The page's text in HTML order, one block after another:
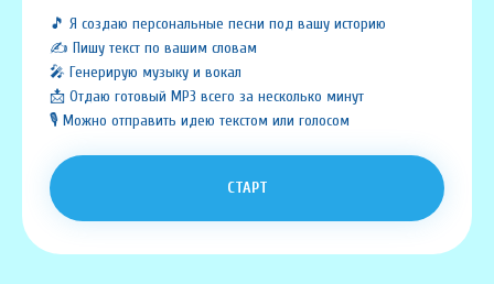
🎵 Я создаю персональные песни под вашу историю
✍️ Пишу текст по вашим словам
🎤 Генерирую музыку и вокал
📩 Отдаю готовый MP3 всего за несколько минут
🎙️ Можно отправить идею текстом или голосом
СТАРТ